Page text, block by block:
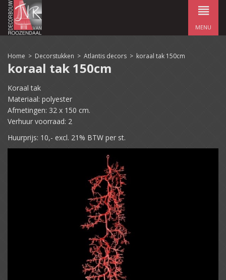
MENU
Home > Decorstukken > Atlantis decors > koraal tak 150cm
koraal tak 150cm
Koraal tak
Materiaal: polyester
Afmetingen: 32 x 150 cm.
Verhuur voorraad: 2
Huurprijs: 10,- excl. 21% BTW per st.